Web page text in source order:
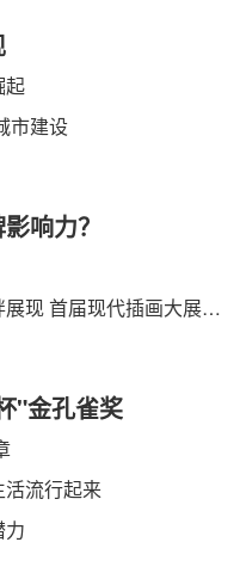
起
市建设
响力？
中国视觉艺术百年变迁在苏州河畔展现 首届现代插画大展开幕
"金孔雀奖
流行起来
力